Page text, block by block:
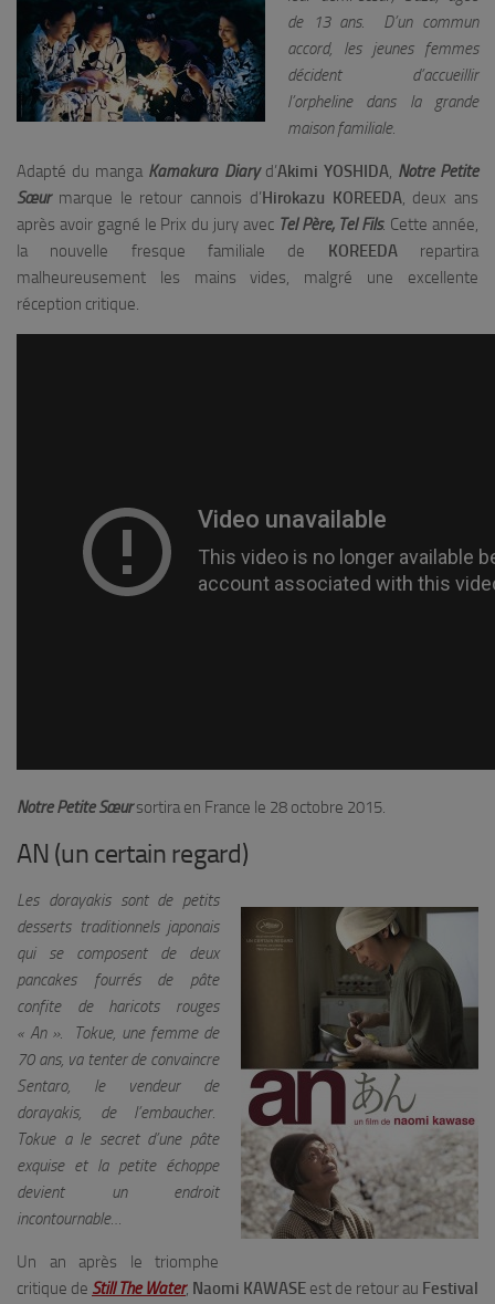
de 13 ans. D’un commun
accord, les jeunes femmes
décident d’accueillir
l’orpheline dans la grande
maison familiale.
Adapté du manga Kamakura Diaryd’Akimi YOSHIDA, Notre Petite
Sœurmarque le retour cannois d’Hirokazu KOREEDA, deux ans
après avoir gagné le Prix du jury avec Tel Père, Tel Fils. Cette année,
la nouvelle fresque familiale de KOREEDArepartira
malheureusement les mains vides, malgré une excellente
réception critique.
Notre Petite Sœur sortira en France le 28 octobre 2015.
AN (un certain regard)
Les dorayakis sont de petits
desserts traditionnels japonais
qui se composent de deux
pancakes fourrés de pâte
confite de haricots rouges
« An ». Tokue, une femme de
70 ans, va tenter de convaincre
Sentaro, le vendeur de
dorayakis, de l’embaucher.
Tokue a le secret d’une pâte
exquise et la petite échoppe
devient un endroit
incontournable…
Un an après le triomphe
critique de Still The Water, Naomi KAWASE est de retour au Festival